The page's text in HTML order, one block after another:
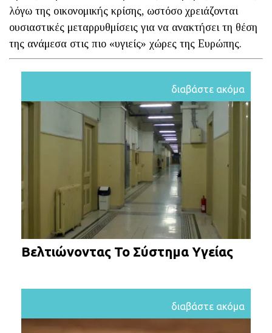
λόγω της οικονομικής κρίσης, ωστόσο χρειάζονται
ουσιαστικές μεταρρυθμίσεις για να ανακτήσει τη θέση
της ανάμεσα στις πιο «υγιείς» χώρες της Ευρώπης.
διαβάστε ακόμα
Βελτιώνοντας Το Σύστημα Υγείας
διαβάστε ακόμα